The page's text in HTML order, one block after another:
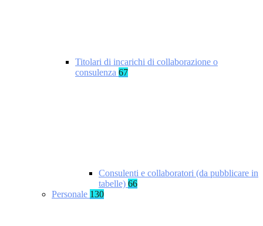
Titolari di incarichi di collaborazione o
consulenza 67
Consulenti e collaboratori (da pubblicare in
tabelle) 66
Personale 130